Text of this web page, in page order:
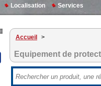
Localisation Services
Accueil >
Equipement de